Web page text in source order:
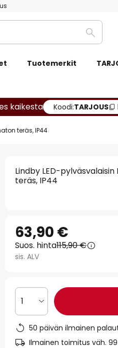
Etsi
Tuotemerkit
kaikesta Koodi:TARJOUS
teräs, IP44
Lindby LED-
teräs, IP44
63,90 €
Suos. hinta115,90 €
sis. ALV
1
50 päivän ilmainen
Ilmainen toimitus väh.